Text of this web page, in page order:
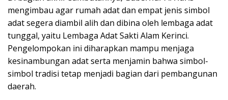
mengimbau agar rumah adat dan empat jenis simbol
adat segera diambil alih dan dibina oleh lembaga adat
tunggal, yaitu Lembaga Adat Sakti Alam Kerinci.
Pengelompokan ini diharapkan mampu menjaga
kesinambungan adat serta menjamin bahwa simbol-
simbol tradisi tetap menjadi bagian dari pembangunan
daerah.